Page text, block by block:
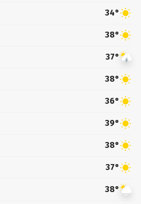
34°
38°
37°
38°
36°
39°
38°
37°
38°